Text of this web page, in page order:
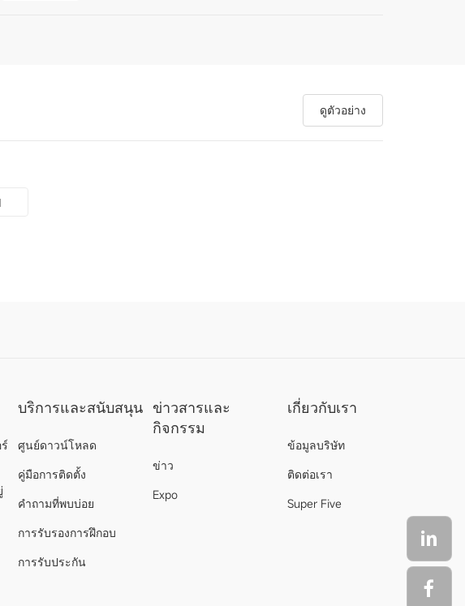
ดูตัวอย่าง
บริการและสนับสนุน
ศูนย์ดาวน์โหลด
คู่มือการติดตั้ง
คำถามที่พบบ่อย
การรับรองการฝึกอบ
การรับประกัน
ข่าวสารและ
กิจกรรม
ข่าว
Expo
เกี่ยวกับเรา
ข้อมูลบริษัท
ติดต่อเรา
Super Five